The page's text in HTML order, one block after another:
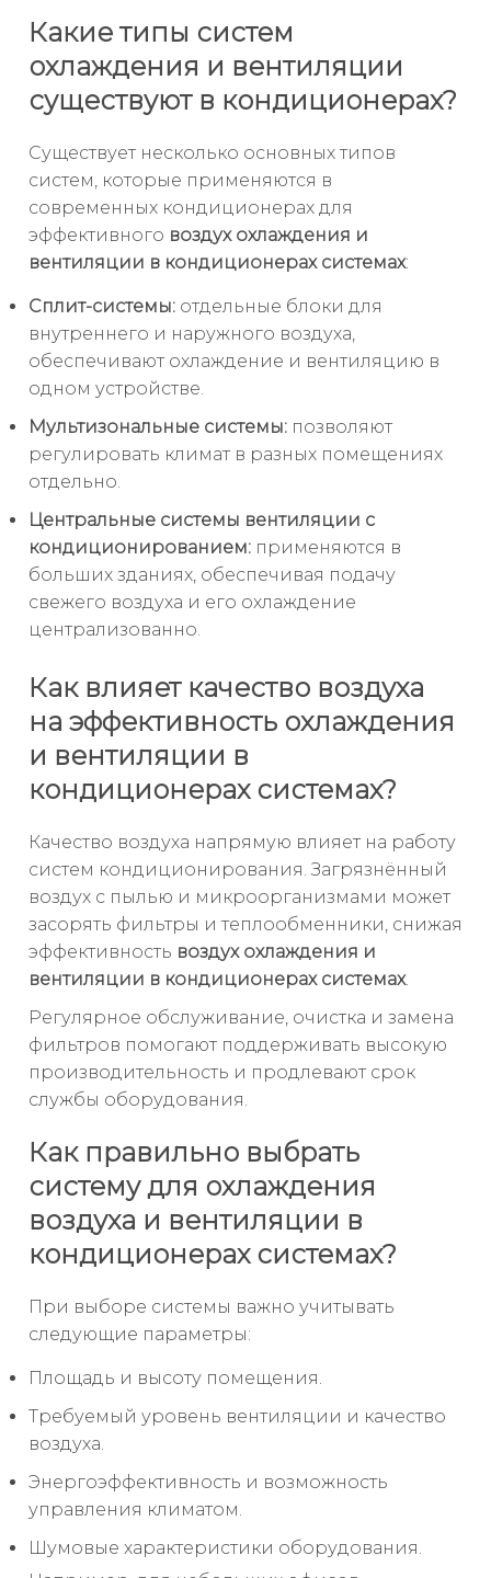
Какие типы систем
охлаждения и вентиляции
существуют в кондиционерах?
Существует несколько основных типов
систем, которые применяются в
современных кондиционерах для
эффективного воздух охлаждения и
вентиляции в кондиционерах системах:
Сплит-системы: отдельные блоки для
внутреннего и наружного воздуха,
обеспечивают охлаждение и вентиляцию в
одном устройстве.
Мультизональные системы: позволяют
регулировать климат в разных помещениях
отдельно.
Центральные системы вентиляции с
кондиционированием: применяются в
больших зданиях, обеспечивая подачу
свежего воздуха и его охлаждение
централизованно.
Как влияет качество воздуха
на эффективность охлаждения
и вентиляции в
кондиционерах системах?
Качество воздуха напрямую влияет на работу
систем кондиционирования. Загрязнённый
воздух с пылью и микроорганизмами может
засорять фильтры и теплообменники, снижая
эффективность воздух охлаждения и
вентиляции в кондиционерах системах.
Регулярное обслуживание, очистка и замена
фильтров помогают поддерживать высокую
производительность и продлевают срок
службы оборудования.
Как правильно выбрать
систему для охлаждения
воздуха и вентиляции в
кондиционерах системах?
При выборе системы важно учитывать
следующие параметры:
Площадь и высоту помещения.
Требуемый уровень вентиляции и качество
воздуха.
Энергоэффективность и возможность
управления климатом.
Шумовые характеристики оборудования.